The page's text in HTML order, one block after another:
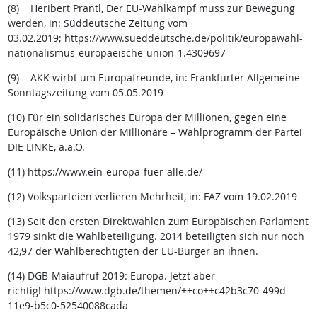
(8) Heribert Prantl, Der EU-Wahlkampf muss zur Bewegung
werden, in: Süddeutsche Zeitung vom
03.02.2019; https://www.sueddeutsche.de/politik/europawahl-
nationalismus-europaeische-union-1.4309697
(9) AKK wirbt um Europafreunde, in: Frankfurter Allgemeine
Sonntagszeitung vom 05.05.2019
(10) Für ein solidarisches Europa der Millionen, gegen eine
Europäische Union der Millionäre – Wahlprogramm der Partei
DIE LINKE, a.a.O.
(11) https://www.ein-europa-fuer-alle.de/
(12) Volksparteien verlieren Mehrheit, in: FAZ vom 19.02.2019
(13) Seit den ersten Direktwahlen zum Europäischen Parlament
1979 sinkt die Wahlbeteiligung. 2014 beteiligten sich nur noch
42,97 der Wahlberechtigten der EU-Bürger an ihnen.
(14) DGB-Maiaufruf 2019: Europa. Jetzt aber
richtig! https://www.dgb.de/themen/++co++c42b3c70-499d-
11e9-b5c0-52540088cada